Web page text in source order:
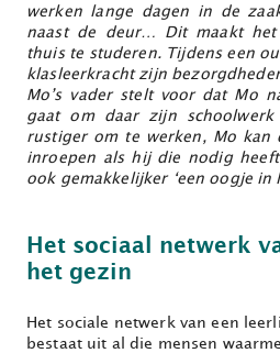
werken lange dagen in de
naast de deur… Dit maakt
thuis te studeren. Tijdens een
klasleerkracht zijn
Mo’s vader stelt voor dat Mo
gaat om daar zijn
rustiger om te werken, Mo kan
inroepen
als hij die nodig
ook gemakkelijker ‘een oogje in
Het sociaal netwerk
het gezin
Het sociale netwerk van een
bestaat uit al die mensen